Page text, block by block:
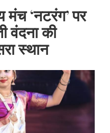
मंच ‘नटरंग’ पर
वंदना की
स्थान